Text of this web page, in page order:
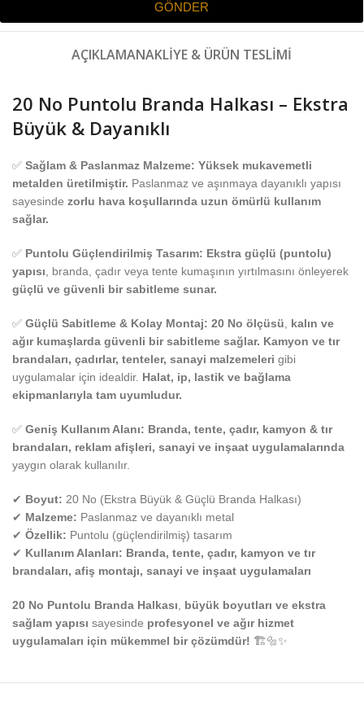
GÖNDER
AÇIKLAMANAKLIYE & ÜRÜN TESLIMI
20 No Puntolu Branda Halkası – Ekstra
Büyük & Dayanıklı
✅ Sağlam & Paslanmaz Malzeme: Yüksek mukavemetli
metalden üretilmiştir. Paslanmaz ve aşınmaya dayanıklı yapısı
sayesinde zorlu hava koşullarında uzun ömürlü kullanım
sağlar.
✅ Puntolu Güçlendirilmiş Tasarım: Ekstra güçlü (puntolu)
yapısı , branda, çadır veya tente kumaşının yırtılmasını önleyerek
güçlü ve güvenli bir sabitleme sunar.
✅ Güçlü Sabitleme & Kolay Montaj: 20 No ölçüsü
kalın ve
ağır kumaşlarda güvenli bir sabitleme sağlar. Kamyon ve tır
brandaları, çadırlar, tenteler, sanayi malzemeleri gibi
uygulamalar için idealdir. Halat, ip, lastik ve bağlama
ekipmanlarıyla tam uyumludur.
✅ Geniş Kullanım Alanı: Branda, tente, çadır, kamyon & tır
brandaları, reklam afişleri, sanayi ve inşaat uygulamalarında
yaygın olarak kullanılır.
✔ Boyut: 20 No (Ekstra Büyük & Güçlü Branda Halkası)
✔ Malzeme: Paslanmaz ve dayanıklı metal
✔ Özellik: Puntolu (güçlendirilmiş) tasarım
✔ Kullanım Alanları: Branda, tente, çadır, kamyon ve tır
brandaları, afiş montajı, sanayi ve inşaat uygulamaları
20 No Puntolu Branda Halkası
büyük boyutları ve ekstra
sağlam yapısı sayesinde profesyonel ve ağır hizmet
uygulamaları için mükemmel bir çözümdür! 🏗️🔩✨